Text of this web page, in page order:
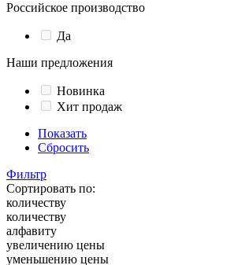
Российское производство
Да
Наши предложения
Новинка
Хит продаж
Показать
Сбросить
Фильтр
Сортировать по:
количеству
количеству
алфавиту
увеличению цены
уменьшению цены